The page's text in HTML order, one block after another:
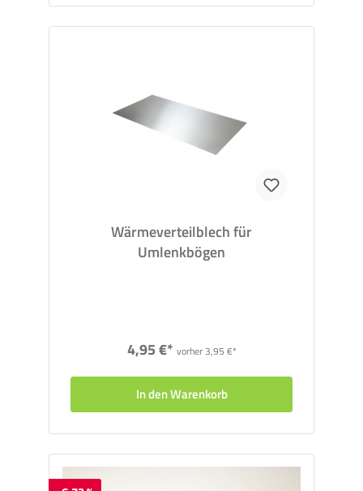
Wärmeverteilblech für
Umlenkbögen
4,95 €* vorher 3,95 €*
In den Warenkorb